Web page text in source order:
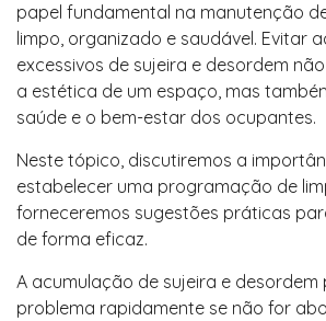
papel fundamental na manutenção
limpo, organizado e saudável. Evitar
excessivos de sujeira e desordem
a estética de um espaço, mas
saúde e o bem-estar dos ocupantes.
Neste tópico, discutiremos a
estabelecer uma programação de
forneceremos sugestões práticas
de forma eficaz.
A acumulação de sujeira e desordem
problema rapidamente se não for